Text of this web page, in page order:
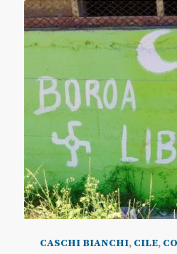
CASCHI BIANCHI, CILE,